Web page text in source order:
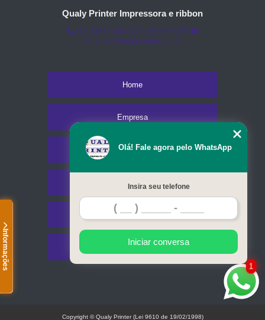
Informações
Qualy Printer Impressora e ribbon
(11) 3451-3366
(11) 91098-5778
comercial@qualyprinter.com.br
Home
Empresa
Missão
Serviços
Contato
Mapa do site
1
Olá! Fale agora pelo WhatsApp
Insira seu telefone
Iniciar conversa
Copyright © Qualy Printer (Lei 9610 de 19/02/1998)